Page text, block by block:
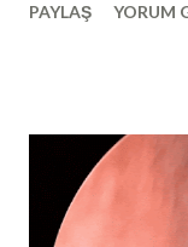
ameliyatı yapılan
Kortikosteroidleri,
Burun estetiği ve
terimini
PAYLAŞ YORUM